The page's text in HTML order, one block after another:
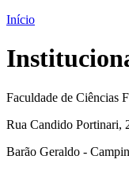
Início
Faculdade de Ciências
Rua Candido Portinari,
Barão Geraldo -